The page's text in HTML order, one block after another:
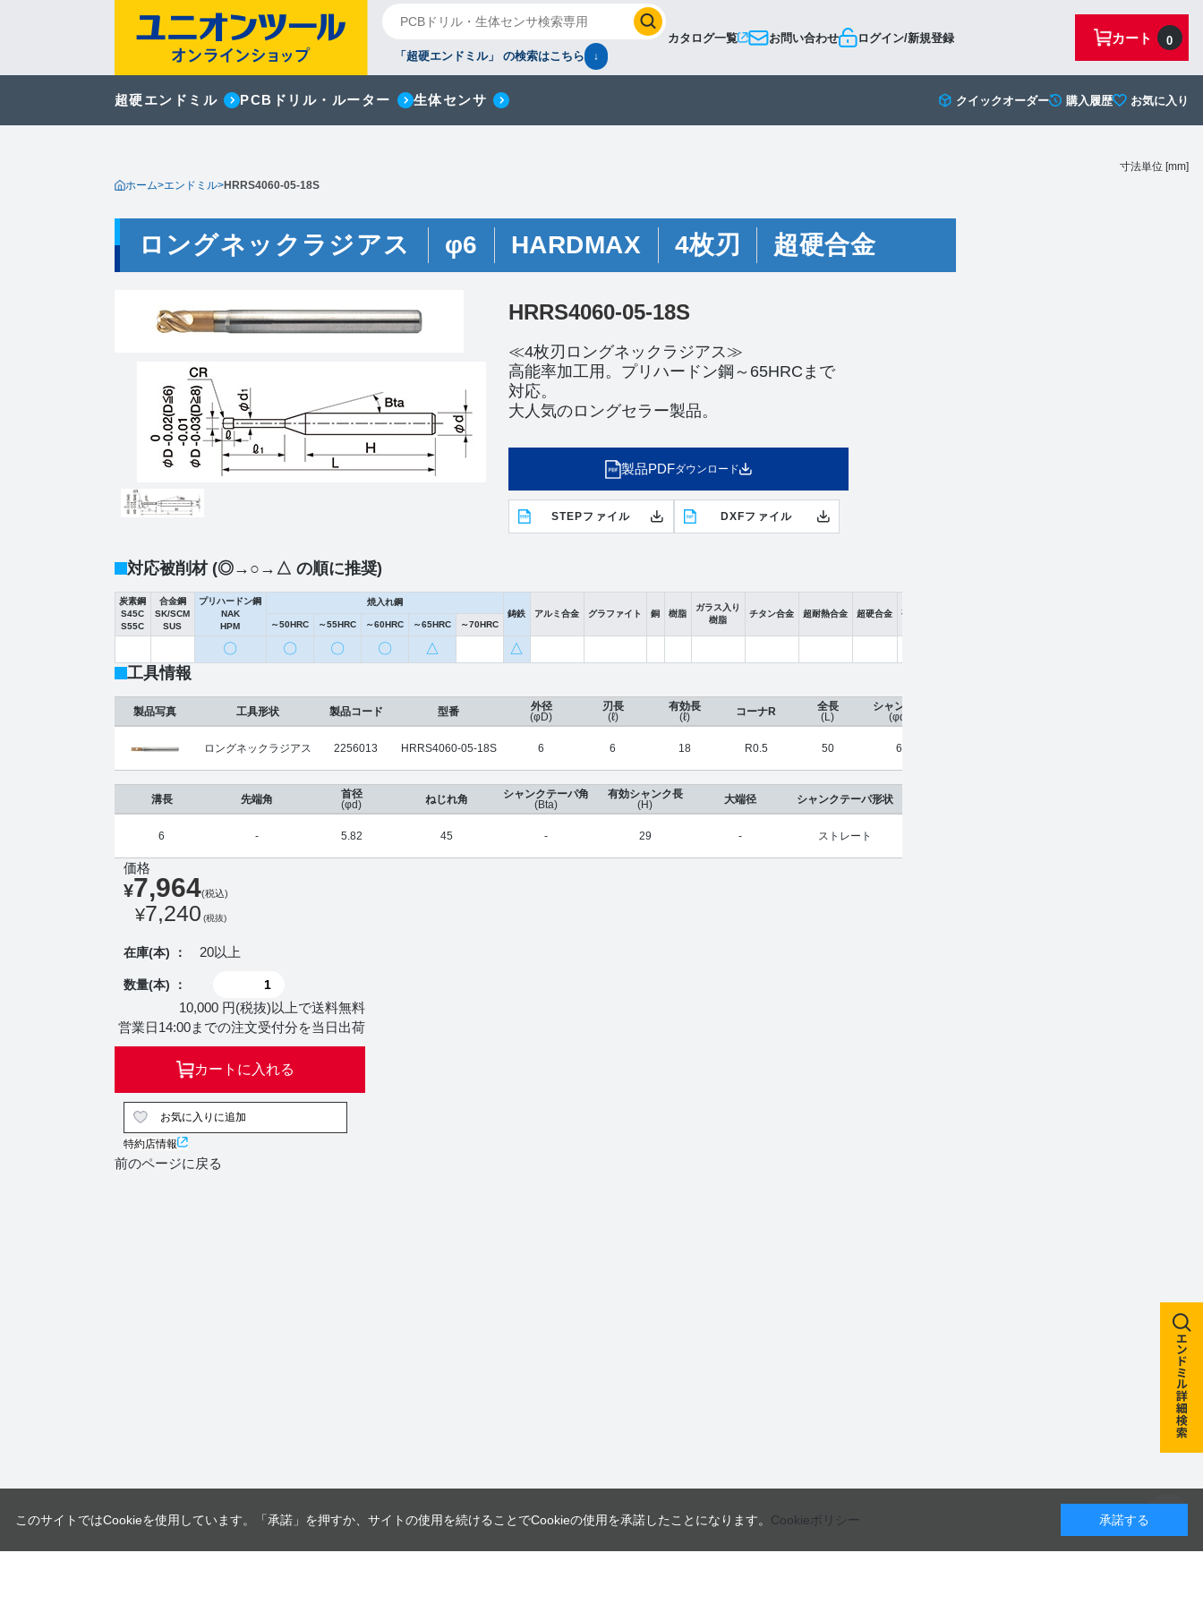
カタログ一覧 お問い合わせ ログイン/新規登録 0
カート
「超硬エンドミル」 の検索はこちら ↓
超硬エンドミル PCBドリル・ルーター 生体センサ クイックオーダー 購入履歴 お気に入り
ホーム>エンドミル>HRRS4060-05-18S
ロングネックラジアス φ6 HARDMAX 4枚刃 超硬合金
HRRS4060-05-18S
≪4枚刃ロングネックラジアス≫
高能率加工用。プリハードン鋼～65HRCまで
対応。
大人気のロングセラー製品。
製品PDFダウンロード
STEPファイル DXFファイル
対応被削材 (◎→○→△ の順に推奨)
炭素鋼
S45C
S55C
合金鋼
SK/SCM
SUS
プリハードン鋼
NAK
HPM
焼入れ鋼
鋳鉄
アルミ合金 グラファイト 銅 樹脂
ガラス入り
樹脂
チタン合金 超耐熱合金 超硬合金
硬脆材
～50HRC
～55HRC ～60HRC ～65HRC ～70HRC
〇 〇 〇 〇 △ △
工具情報
寸法単位 [mm]
製品写真 工具形状
ロングネックラジアス
製品コード
2256013
型番
HRRS4060-05-18S
外径
(φD)
6
刃長
(ℓ)
6
有効長
(ℓ)
18
コーナR
R0.5
全長
(L)
50
シャンク径
(φd)
6
溝長
6
先端角
-
首径
(φd)
5.82
ねじれ角
45
シャンクテーパ角
(Bta)
-
有効シャンク長
(H)
29
大端径
-
シャンクテーパ形状
ストレート
価格
¥7,964(税込)
¥7,240 (税抜)
在庫(本) ： 20以上
数量(本) ：
10,000 円(税抜)以上で送料無料
営業日14:00までの注文受付分を当日出荷
カートに入れる
お気に入りに追加
特約店情報
前のページに戻る
このサイトではCookieを使用しています。「承諾」を押すか、サイトの使用を続けることでCookieの使用を承諾したことになります。 Cookieポリシー 承諾する